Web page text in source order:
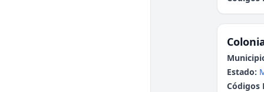
Estado:
Códigos